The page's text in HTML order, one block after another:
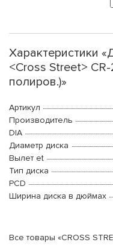
Характеристики
<Cross Street>
полиров.)»
Артикул
Производитель
DIA
Диаметр диска
Вылет et
Тип диска
PCD
Ширина диска в дюймах
Все товары «CROSS